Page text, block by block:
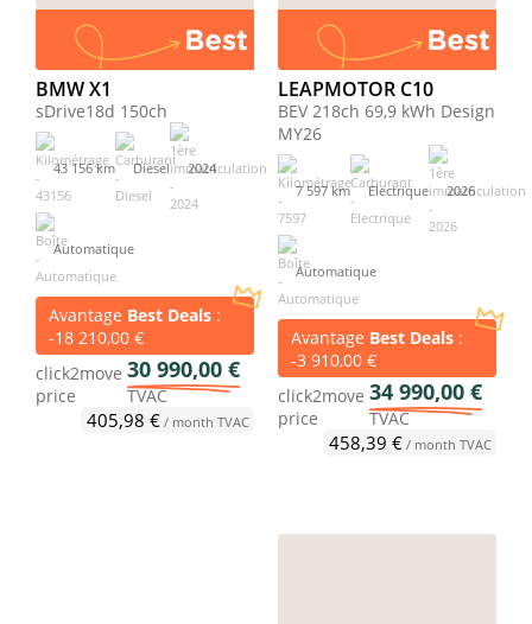
BMW X1
sDrive18d 150ch
43 156 km Diesel 2024
Automatique
Avantage Best Deals :
-18 210,00 €
click2move
price
30 990,00 €
TVAC
405,98 €/ month TVAC
LEAPMOTOR C10
BEV 218ch 69,9 kWh Design
MY26
7 597 km Electrique 2026
Automatique
Avantage Best Deals :
-3 910,00 €
click2move
price
34 990,00 €
TVAC
458,39 €/ month TVAC